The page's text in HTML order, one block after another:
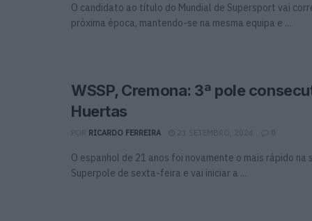
O candidato ao título do Mundial de Supersport vai
próxima época, mantendo-se na mesma equipa e ...
WSSP, Cremona: 3ª pole
Huertas
RICARDO FERREIRA 21 SETEMBRO, 2024 0
O espanhol de 21 anos foi novamente o mais rápido na
Superpole de sexta-feira e vai iniciar a ...